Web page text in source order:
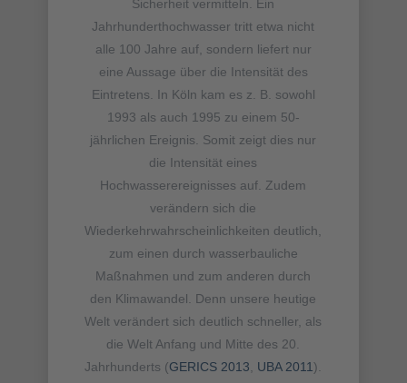
Sicherheit vermitteln. Ein
Jahrhunderthochwasser tritt etwa nicht
alle 100 Jahre auf, sondern liefert nur
eine Aussage über die Intensität des
Eintretens. In Köln kam es z. B. sowohl
1993 als auch 1995 zu einem 50-
jährlichen Ereignis. Somit zeigt dies nur
die Intensität eines
Hochwasserereignisses auf. Zudem
verändern sich die
Wiederkehrwahrscheinlichkeiten deutlich,
zum einen durch wasserbauliche
Maßnahmen und zum anderen durch
den Klimawandel. Denn unsere heutige
Welt verändert sich deutlich schneller, als
die Welt Anfang und Mitte des 20.
Jahrhunderts (GERICS 2013, UBA 2011).